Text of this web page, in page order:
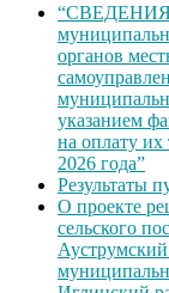
“СВЕДЕНИЯ
органов
указанием
на оплату их
2026 года”
Результаты
О проекте
сельского
Ауструмский